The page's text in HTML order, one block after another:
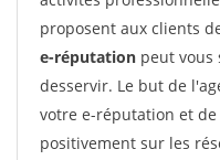
proposent aux clients
e-réputation peut vous
desservir. Le but de
votre e-réputation et
positivement sur les